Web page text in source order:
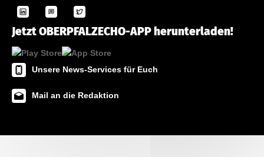
Jetzt OBERPFALZECHO-APP herunterladen!
Unsere News-Services für Euch
Mail an die Redaktion